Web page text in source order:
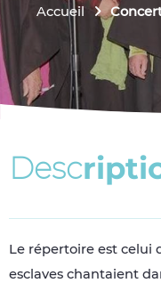
Accueil
Descripti
Le répertoire est celui
esclaves chantaient